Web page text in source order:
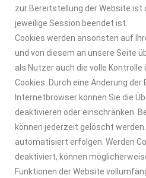
zur Bereitstellung der Website ist
jeweilige Session beendet ist.
Cookies werden ansonsten auf
und von diesem an unsere Seite
als Nutzer auch die volle Kontrolle
Cookies. Durch eine Änderung der
Internetbrowser können Sie die
deaktivieren oder einschränken.
können jederzeit gelöscht
automatisiert erfolgen. Werden
deaktiviert, können
Funktionen der Website